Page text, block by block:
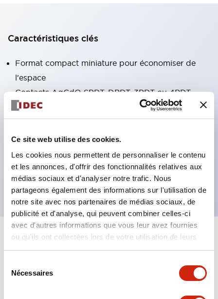
Ce site web utilise des cookies.
Les cookies nous permettent de personnaliser le contenu
et les annonces, d'offrir des fonctionnalités relatives aux
médias sociaux et d'analyser notre trafic. Nous
partageons également des informations sur l'utilisation de
notre site avec nos partenaires de médias sociaux, de
publicité et d'analyse, qui peuvent combiner celles-ci
avec d'autres informations que vous leur avez fournies
ou qu'ils ont collectées lors de votre utilisation de leurs
services.
Nécessaires
Caractéristiques clés
Format compact miniature pour économiser de
l'espace
Contacts AgCdO SPDT, DPDT, 3PDT ou 4PDT
Haute capacité de commutation (10A)
Choix de bornes enfichables ou de type PCB
Options comprenant un voyant lumineux et un
bouton de vérification
Options de montage incluant montage supérieur,
socle DIN ou socle de montage sur panneau
Spécifications Tout développer